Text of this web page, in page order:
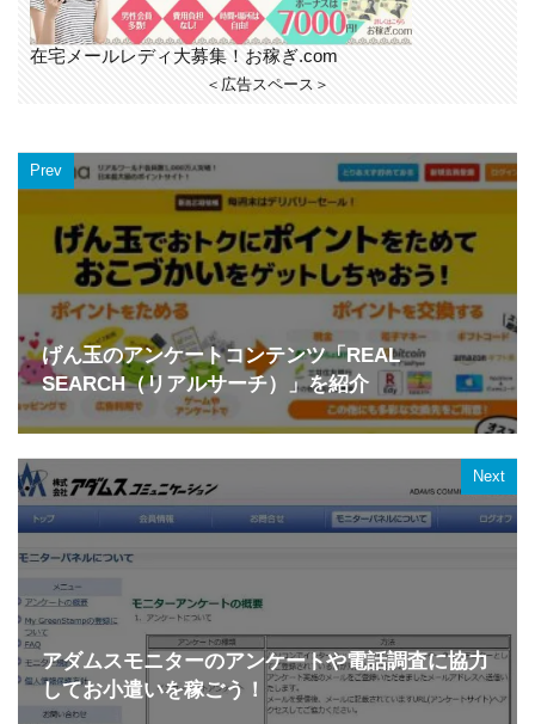
在宅メールレディ大募集！お稼ぎ.com
＜広告スペース＞
Prev
げん玉のアンケートコンテンツ「REAL
SEARCH（リアルサーチ）」を紹介
Next
アダムスモニターのアンケートや電話調査に協力
してお小遣いを稼ごう！